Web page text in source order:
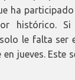
ha
histórico. Si
le falta ser
jueves. Este